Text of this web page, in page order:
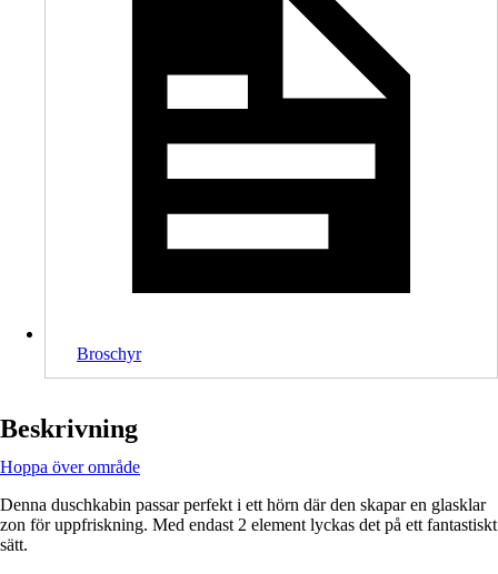
Broschyr
Beskrivning
Hoppa över område
Denna duschkabin passar perfekt i ett hörn där den skapar en glasklar
zon för uppfriskning. Med endast 2 element lyckas det på ett fantastiskt
sätt.